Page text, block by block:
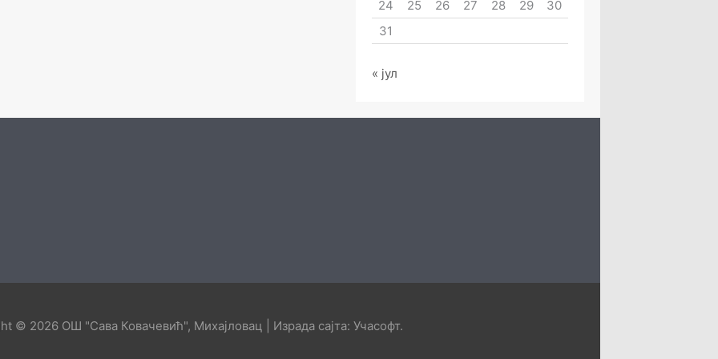
24
25 26 27 28 29
30
31
« јул
© 2026 ОШ "Сава Ковачевић", Михајловац | Израда сајта: Учасофт.